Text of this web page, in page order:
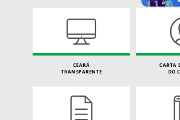
CEARÁ
TRANSPARENTE
CARTA
DO